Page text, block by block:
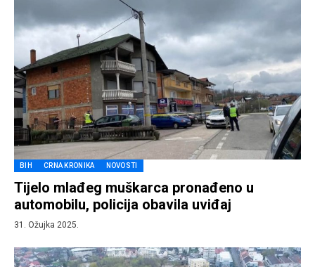
BIH CRNA KRONIKA NOVOSTI
Tijelo mlađeg muškarca pronađeno u
automobilu, policija obavila uviđaj
31. Ožujka 2025.